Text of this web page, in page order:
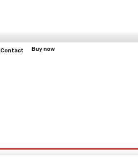
Contact Buy now